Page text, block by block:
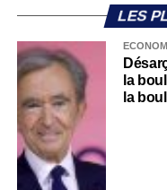
LES
la
la